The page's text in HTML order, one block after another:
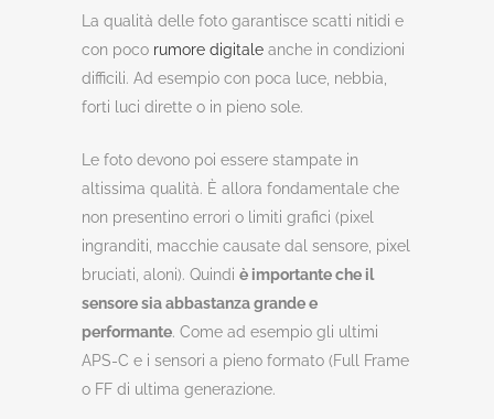
La qualità delle foto garantisce scatti nitidi e
con poco rumore digitale anche in condizioni
difficili. Ad esempio con poca luce, nebbia,
forti luci dirette o in pieno sole.
Le foto devono poi essere stampate in
altissima qualità. È allora fondamentale che
non presentino errori o limiti grafici (pixel
ingranditi, macchie causate dal sensore, pixel
bruciati, aloni). Quindi è importante che il
sensore sia abbastanza grande e
performante. Come ad esempio gli ultimi
APS-C e i sensori a pieno formato (Full Frame
o FF di ultima generazione.